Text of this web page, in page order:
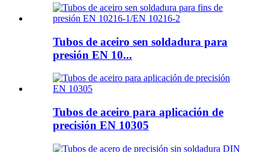
Tubos de aceiro sen soldadura para
presión EN 10...
Tubos de aceiro para aplicación de
precisión EN 10305